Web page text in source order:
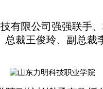
有限公司强强联手
裁王俊玲、副总